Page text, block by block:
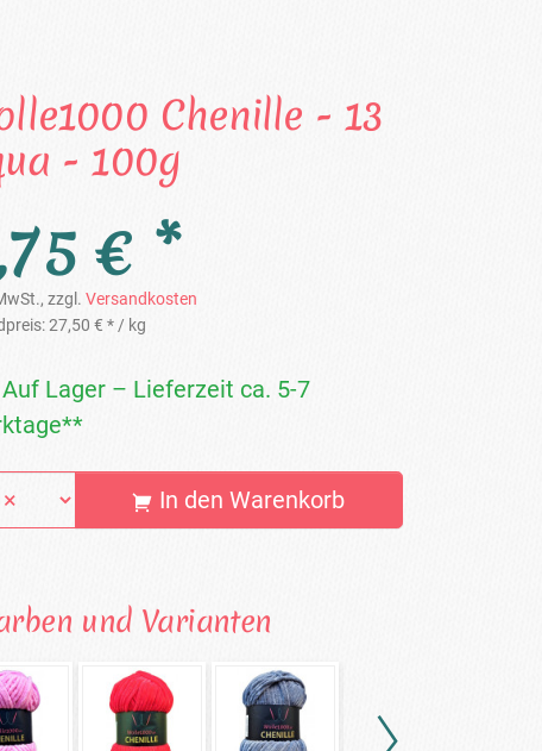
Chenille - 13
- 100g
€ *
zzgl. Versandkosten
27,50 € */ kg
Auf Lager – Lieferzeit ca. 5-7
In den Warenkorb
und Varianten